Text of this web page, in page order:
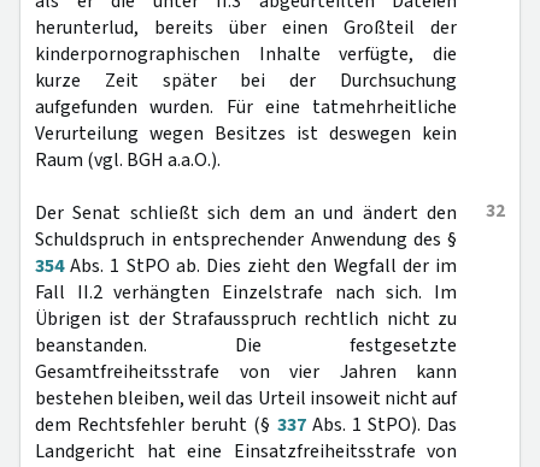
herunterlud, bereits über einen Großteil der
kinderpornographischen Inhalte verfügte, die
kurze Zeit später bei der Durchsuchung
aufgefunden wurden. Für eine tatmehrheitliche
Verurteilung wegen Besitzes ist deswegen kein
Raum (vgl. BGH a.a.O.).
32
Der Senat schließt sich dem an und ändert den
Schuldspruch in entsprechender Anwendung des §
354Abs. 1 StPO ab. Dies zieht den Wegfall der im
Fall II.2 verhängten Einzelstrafe nach sich. Im
Übrigen ist der Strafausspruch rechtlich nicht zu
beanstanden. Die festgesetzte
Gesamtfreiheitsstrafe von vier Jahren kann
bestehen bleiben, weil das Urteil insoweit nicht auf
dem Rechtsfehler beruht (§ 337Abs. 1 StPO). Das
Landgericht hat eine Einsatzfreiheitsstrafe von